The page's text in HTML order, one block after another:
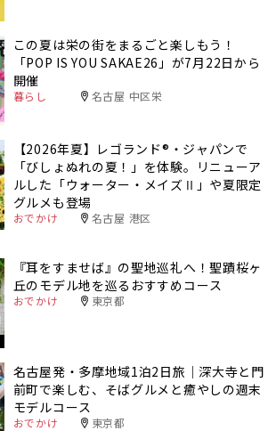
この夏は栄の街をまるごと楽しもう！
「POP IS YOU SAKAE26」が7月22日から
開催
暮らし 名古屋 中区栄
【2026年夏】レゴランド®・ジャパンで
「びしょぬれの夏！」を体験。リニューア
ルした「ウォーター・メイズⅡ」や夏限定
グルメも登場
おでかけ 名古屋 港区
『耳をすませば』の聖地巡礼へ！聖蹟桜ヶ
丘のモデル地を巡るおすすめコース
おでかけ 東京都
名古屋発・多摩地域1泊2日旅｜深大寺と門
前町で楽しむ、そばグルメと癒やしの週末
モデルコース
おでかけ 東京都